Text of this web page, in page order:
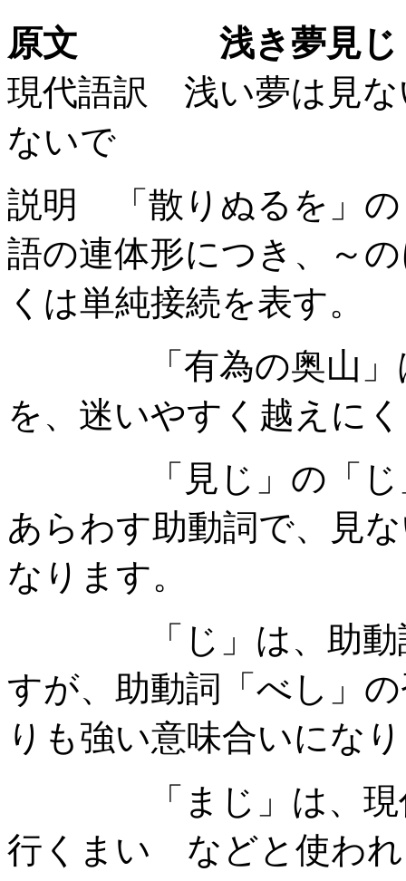
原文 浅き夢見じ
現代語訳 浅い夢は見な
ないで
説明 「散りぬるを」の
語の連体形につき、～
くは単純接続を表す。
「有為の奥山」は
を、迷いやすく越えに
「見じ」の「じ」
あらわす助動詞で、見
なります。
「じ」は、助動詞
すが、助動詞「べし」
りも強い意味合いにな
「まじ」は、現代
行くまい などと使わ